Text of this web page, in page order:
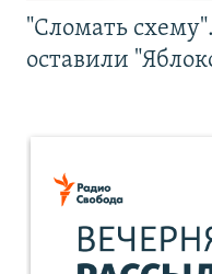
"Сломать
оставили